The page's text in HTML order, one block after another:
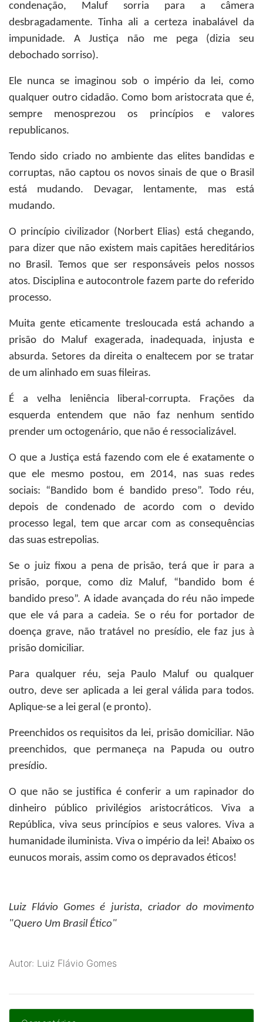
condenação, Maluf sorria para a câmera
desbragadamente. Tinha ali a certeza inabalável da
impunidade. A Justiça não me pega (dizia seu
debochado sorriso).
Ele nunca se imaginou sob o império da lei, como
qualquer outro cidadão. Como bom aristocrata que é,
sempre menosprezou os princípios e valores
republicanos.
Tendo sido criado no ambiente das elites bandidas e
corruptas, não captou os novos sinais de que o Brasil
está mudando. Devagar, lentamente, mas está
mudando.
O princípio civilizador (Norbert Elias) está chegando,
para dizer que não existem mais capitães hereditários
no Brasil. Temos que ser responsáveis pelos nossos
atos. Disciplina e autocontrole fazem parte do referido
processo.
Muita gente eticamente tresloucada está achando a
prisão do Maluf exagerada, inadequada, injusta e
absurda. Setores da direita o enaltecem por se tratar
de um alinhado em suas fileiras.
É a velha leniência liberal-corrupta. Frações da
esquerda entendem que não faz nenhum sentido
prender um octogenário, que não é ressocializável.
O que a Justiça está fazendo com ele é exatamente o
que ele mesmo postou, em 2014, nas suas redes
sociais: “Bandido bom é bandido preso”. Todo réu,
depois de condenado de acordo com o devido
processo legal, tem que arcar com as consequências
das suas estrepolias.
Se o juiz fixou a pena de prisão, terá que ir para a
prisão, porque, como diz Maluf, “bandido bom é
bandido preso”. A idade avançada do réu não impede
que ele vá para a cadeia. Se o réu for portador de
doença grave, não tratável no presídio, ele faz jus à
prisão domiciliar.
Para qualquer réu, seja Paulo Maluf ou qualquer
outro, deve ser aplicada a lei geral válida para todos.
Aplique-se a lei geral (e pronto).
Preenchidos os requisitos da lei, prisão domiciliar. Não
preenchidos, que permaneça na Papuda ou outro
presídio.
O que não se justifica é conferir a um rapinador do
dinheiro público privilégios aristocráticos. Viva a
República, viva seus princípios e seus valores. Viva a
humanidade iluminista. Viva o império da lei! Abaixo os
eunucos morais, assim como os depravados éticos!
Luiz Flávio Gomes é jurista, criador do movimento
"Quero Um Brasil Ético"
Autor: Luiz Flávio Gomes